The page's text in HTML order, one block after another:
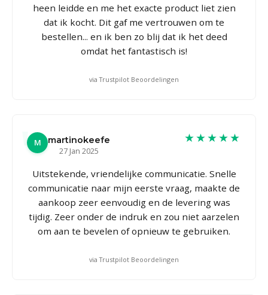
heen leidde en me het exacte product liet zien
dat ik kocht. Dit gaf me vertrouwen om te
bestellen... en ik ben zo blij dat ik het deed
omdat het fantastisch is!
via Trustpilot Beoordelingen
M
martinokeefe
27 Jan 2025
★★★★★
Uitstekende, vriendelijke communicatie. Snelle
communicatie naar mijn eerste vraag, maakte de
aankoop zeer eenvoudig en de levering was
tijdig. Zeer onder de indruk en zou niet aarzelen
om aan te bevelen of opnieuw te gebruiken.
via Trustpilot Beoordelingen